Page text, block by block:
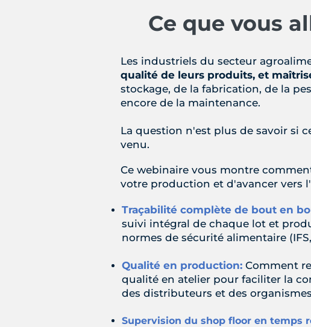
Ce que vous
Les industriels du secteur
qualité de leurs produits, et
stockage, de la fabrication, de la
encore de la maintenance.
La question n'est plus de savoir si
venu.
Ce webinaire vous montre
votre production et d'avancer vers
Traçabilité complète de bout en
suivi intégral de chaque lot et
normes de sécurité alimentaire (IFS,
Qualité en production: Comment
qualité en atelier pour faciliter la
des distributeurs et des
Supervision du shop floor en temps